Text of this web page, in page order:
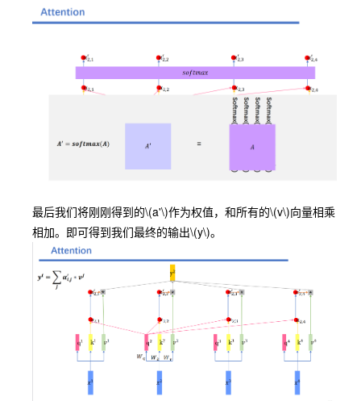
最后我们将刚刚得到的\(a'\)作为权值，和所有的\(v\)向量相乘
相加。即可得到我们最终的输出\(y\)。